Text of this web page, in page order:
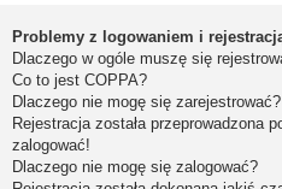
Problemy z logowaniem i
Dlaczego w ogóle muszę się
Co to jest COPPA?
Dlaczego nie mogę się zarejestrować?
Rejestracja została przeprowadzona
zalogować!
Dlaczego nie mogę się zalogować?